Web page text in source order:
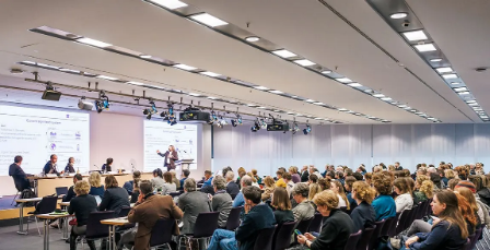
Services bestellen BIOFACH digital language DE
search